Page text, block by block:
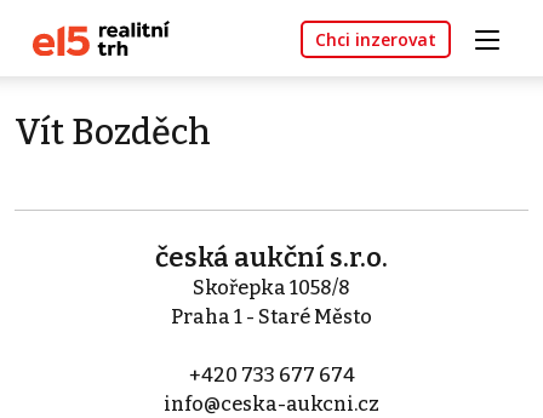
Chci inzerovat
Vít Bozděch
česká aukční s.r.o.
Skořepka 1058/8
Praha 1 - Staré Město
+420 733 677 674
info@ceska-aukcni.cz